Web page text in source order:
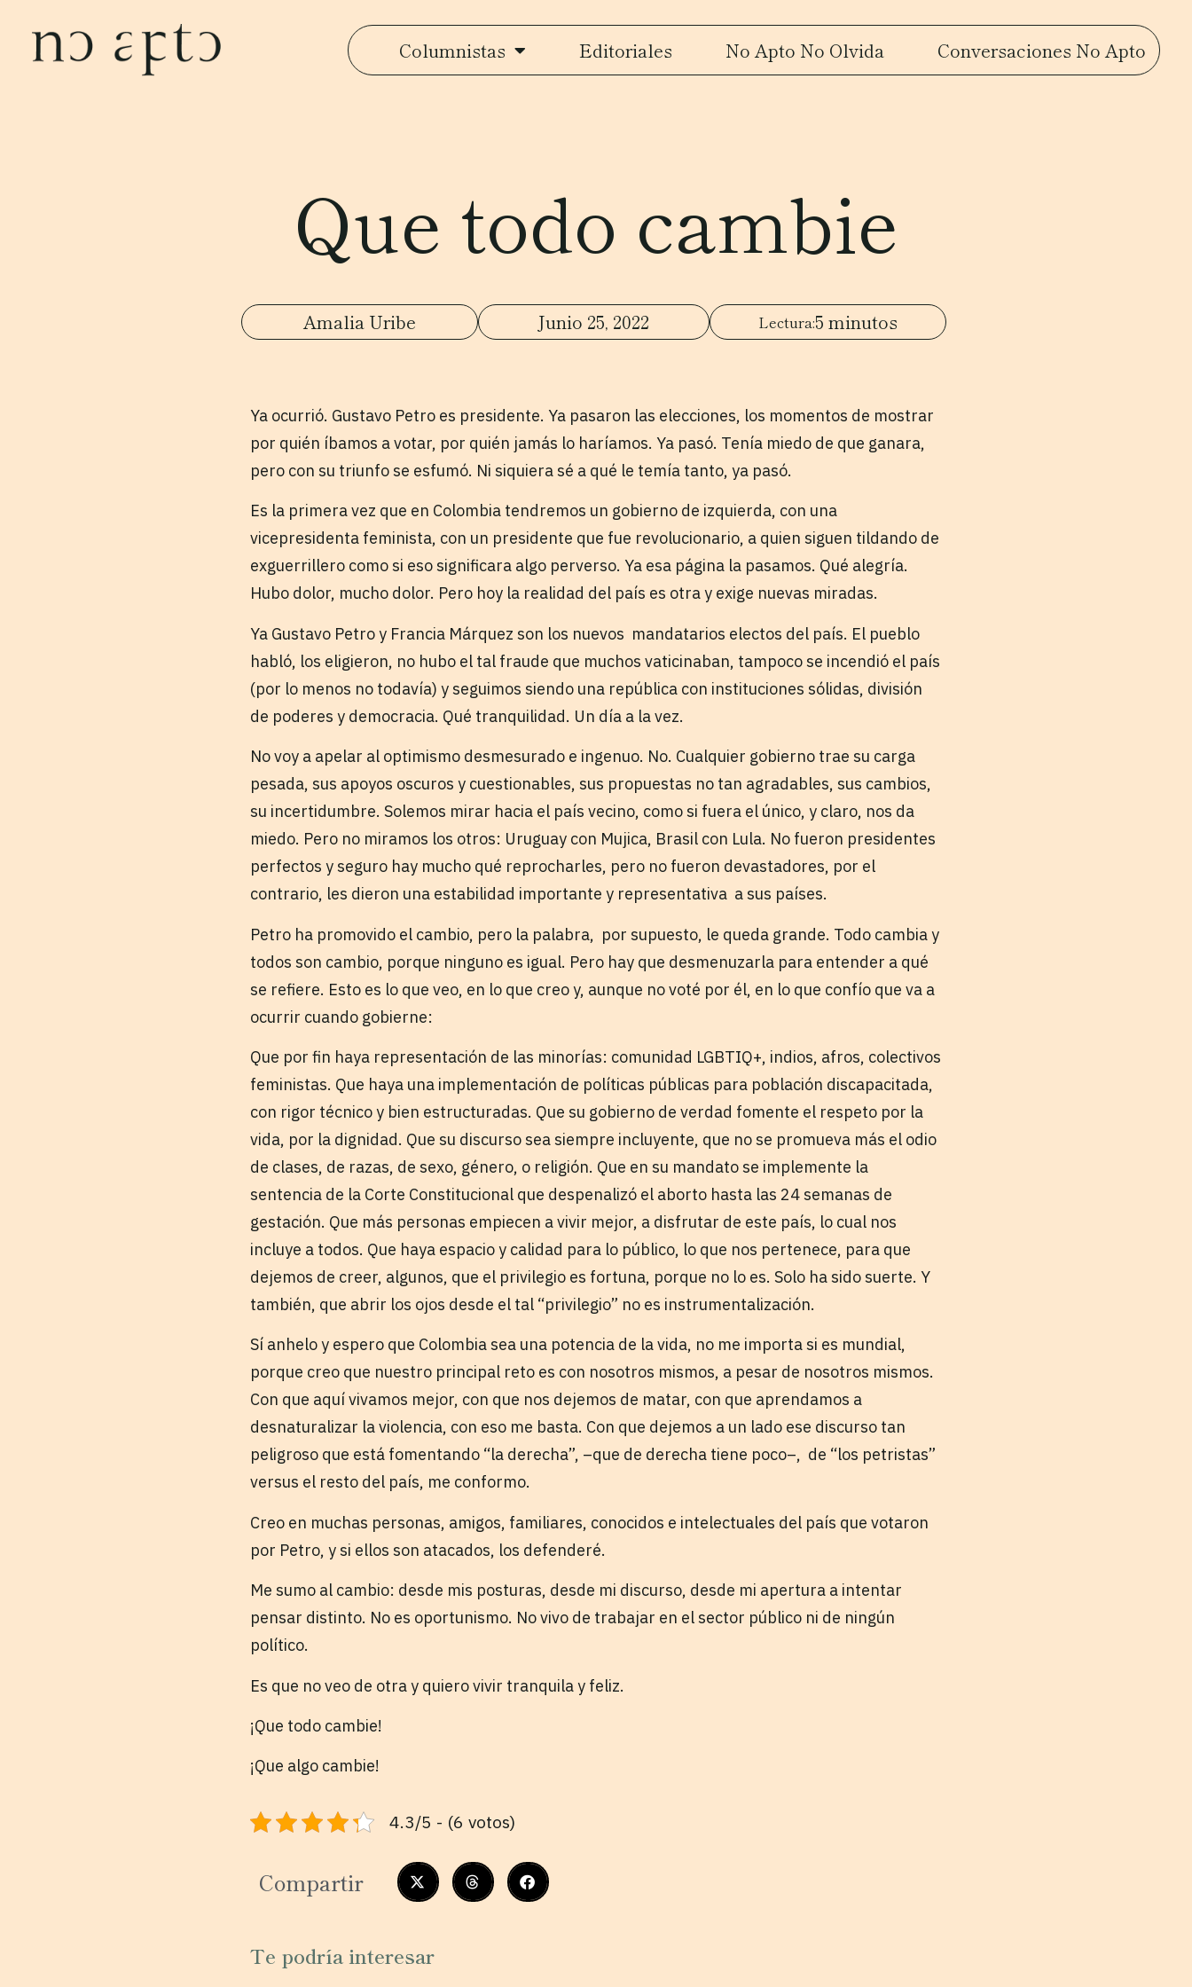
Columnistas Editoriales No Apto No Olvida Conversaciones No Apto
Que todo cambie
Amalia Uribe Junio 25, 2022 5 minutos
Ya ocurrió. Gustavo Petro es presidente. Ya pasaron las elecciones, los momentos de mostrar
por quién íbamos a votar, por quién jamás lo haríamos. Ya pasó. Tenía miedo de que ganara,
pero con su triunfo se esfumó. Ni siquiera sé a qué le temía tanto, ya pasó.
Es la primera vez que en Colombia tendremos un gobierno de izquierda, con una
vicepresidenta feminista, con un presidente que fue revolucionario, a quien siguen tildando de
exguerrillero como si eso significara algo perverso. Ya esa página la pasamos. Qué alegría.
Hubo dolor, mucho dolor. Pero hoy la realidad del país es otra y exige nuevas miradas.
Ya Gustavo Petro y Francia Márquez son los nuevos mandatarios electos del país. El pueblo
habló, los eligieron, no hubo el tal fraude que muchos vaticinaban, tampoco se incendió el país
(por lo menos no todavía) y seguimos siendo una república con instituciones sólidas, división
de poderes y democracia. Qué tranquilidad. Un día a la vez.
No voy a apelar al optimismo desmesurado e ingenuo. No. Cualquier gobierno trae su carga
pesada, sus apoyos oscuros y cuestionables, sus propuestas no tan agradables, sus cambios,
su incertidumbre. Solemos mirar hacia el país vecino, como si fuera el único, y claro, nos da
miedo. Pero no miramos los otros: Uruguay con Mujica, Brasil con Lula. No fueron presidentes
perfectos y seguro hay mucho qué reprocharles, pero no fueron devastadores, por el
contrario, les dieron una estabilidad importante y representativa a sus países.
Petro ha promovido el cambio, pero la palabra, por supuesto, le queda grande. Todo cambia y
todos son cambio, porque ninguno es igual. Pero hay que desmenuzarla para entender a qué
se refiere. Esto es lo que veo, en lo que creo y, aunque no voté por él, en lo que confío que va a
ocurrir cuando gobierne:
Que por fin haya representación de las minorías: comunidad LGBTIQ+, indios, afros, colectivos
feministas. Que haya una implementación de políticas públicas para población discapacitada,
con rigor técnico y bien estructuradas. Que su gobierno de verdad fomente el respeto por la
vida, por la dignidad. Que su discurso sea siempre incluyente, que no se promueva más el odio
de clases, de razas, de sexo, género, o religión. Que en su mandato se implemente la
sentencia de la Corte Constitucional que despenalizó el aborto hasta las 24 semanas de
gestación. Que más personas empiecen a vivir mejor, a disfrutar de este país, lo cual nos
incluye a todos. Que haya espacio y calidad para lo público, lo que nos pertenece, para que
dejemos de creer, algunos, que el privilegio es fortuna, porque no lo es. Solo ha sido suerte. Y
también, que abrir los ojos desde el tal “privilegio” no es instrumentalización.
Sí anhelo y espero que Colombia sea una potencia de la vida, no me importa si es mundial,
porque creo que nuestro principal reto es con nosotros mismos, a pesar de nosotros mismos.
Con que aquí vivamos mejor, con que nos dejemos de matar, con que aprendamos a
desnaturalizar la violencia, con eso me basta. Con que dejemos a un lado ese discurso tan
peligroso que está fomentando “la derecha”, –que de derecha tiene poco–, de “los petristas”
versus el resto del país, me conformo.
Creo en muchas personas, amigos, familiares, conocidos e intelectuales del país que votaron
por Petro, y si ellos son atacados, los defenderé.
Me sumo al cambio: desde mis posturas, desde mi discurso, desde mi apertura a intentar
pensar distinto. No es oportunismo. No vivo de trabajar en el sector público ni de ningún
político.
Es que no veo de otra y quiero vivir tranquila y feliz.
¡Que todo cambie!
¡Que algo cambie!
4.3/5 - (6 votos)
Compartir
Te podría interesar